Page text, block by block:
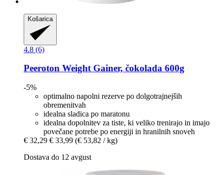
Košarica
4.8 (6)
Peeroton Weight Gainer, čokolada 600g
-5%
optimalno napolni rezerve po dolgotrajnejših
obremenitvah
idealna sladica po maratonu
idealna dopolnitev za tiste, ki veliko trenirajo in imajo
povečane potrebe po energiji in hranilnih snoveh
€ 32,29 € 33,99 (€ 53,82 / kg)
Dostava do 12 avgust